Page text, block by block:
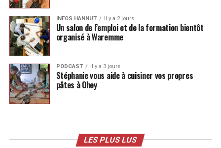
INFOS HANNUT Il y a 2 jours
Un salon de l’emploi et de la formation bientôt
organisé à Waremme
PODCAST Il y a 3 jours
Stéphanie vous aide à cuisiner vos propres
pâtes à Ohey
LES PLUS LUS